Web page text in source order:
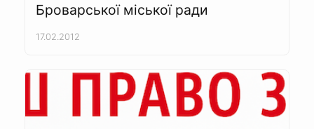
Броварської міської ради
17.02.2012